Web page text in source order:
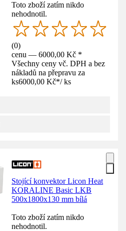
Toto zboží zatím nikdo
nehodnotil.
(0)
cenu — 6000,00 Kč *
Všechny ceny vč. DPH a bez
nákladů na přepravu za
ks6000,00 Kč*/ ks
Stojící konvektor Licon Heat
KORALINE Basic LKB
500x1800x130 mm bílá
Toto zboží zatím nikdo
nehodnotil.